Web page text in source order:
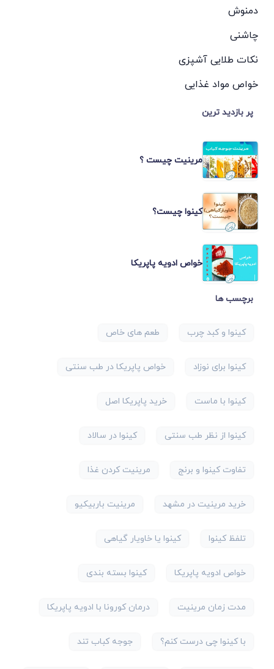
دمنوش
چاشنی
نکات طلایی آشپزی
خواص مواد غذایی
پر بازدید ترین
مرینیت چیست ؟
کینوا چیست؟
خواص ادویه پاپریکا
برچسب ها
کینوا و کبد چرب طعم های خاص
کینوا برای نوزاد خواص پاپریکا در طب سنتی
کینوا با ماست خرید پاپریکا اصل
کینوا از نظر طب سنتی کینوا در سالاد
تفاوت کینوا و برنج مرینیت کردن غذا
خرید مرینیت در مشهد مرینیت باربیکیو
تلفظ کینوا کینوا یا خاویار گیاهی
خواص ادویه پاپریکا کینوا بسته بندی
مدت زمان مرینیت درمان کورونا با ادویه پاپریکا
با کینوا چی درست کنم؟ جوجه کباب تند